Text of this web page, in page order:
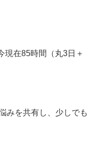
現在85時間（丸3日＋
みを共有し、少しでも